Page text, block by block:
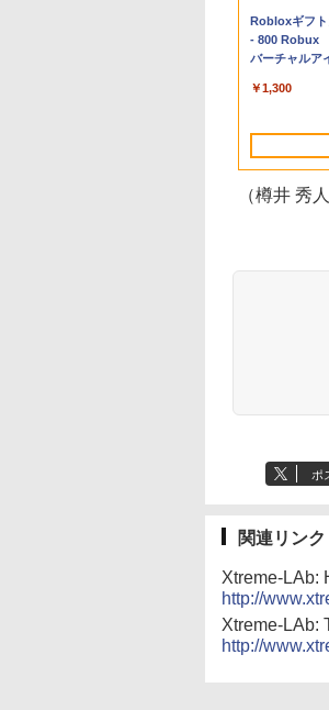
Apple 2026
MacBook
Proチップ搭
AIとApple
Retinaディス
512GB SSD
FaceTime HD
ラ、Touch ID
￥162,598
Robloxギフト
- 800 Robux
バーチャルア
ンゲームコー
インコード版
￥1,300
テリー、広告
ブラック
（樽井 秀人
ポ
関連リンク
Xtreme-LAb:
http://
Xtreme-LAb:
http://